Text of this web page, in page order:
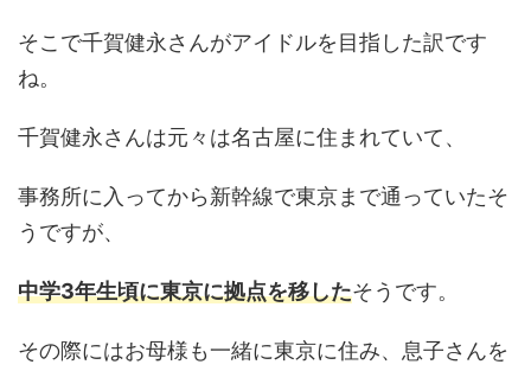
そこで千賀健永さんがアイドルを目指した訳です
ね。
千賀健永さんは元々は名古屋に住まれていて、
事務所に入ってから新幹線で東京まで通っていたそ
うですが、
中学3年生頃に東京に拠点を移したそうです。
その際にはお母様も一緒に東京に住み、息子さんを